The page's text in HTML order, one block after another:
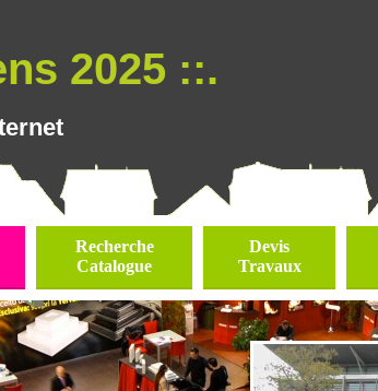
2025 ::.
Recherche
Catalogue
Devis
Travaux